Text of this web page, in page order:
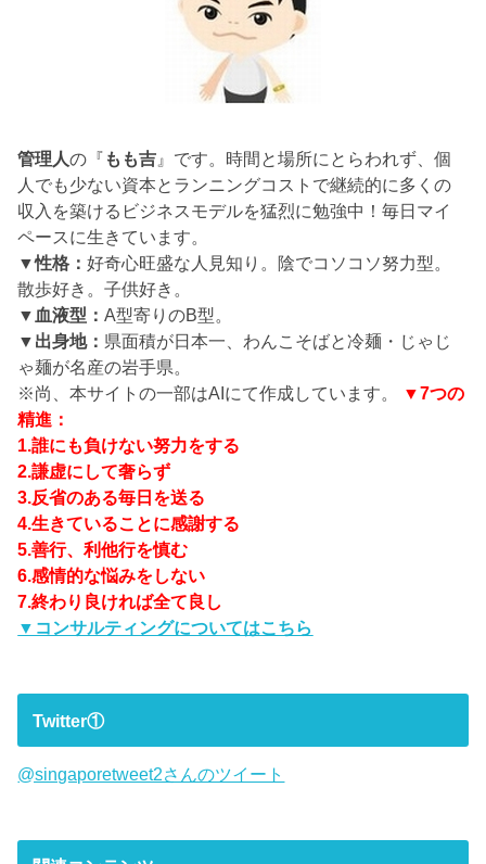
管理人の『 もも吉 』です。時間と場所にとらわれず、個
人でも少ない資本とランニングコストで継続的に多くの
収入を築けるビジネスモデルを猛烈に勉強中！毎日マイ
ペースに生きています。
▼性格：好奇心旺盛な人見知り。陰でコソコソ努力型。
散歩好き。子供好き。
▼血液型：A型寄りのB型。
▼出身地： 県面積が日本一、わんこそばと冷麺・じゃじ
ゃ麺が名産の岩手県。
※尚、本サイトの一部はAIにて作成しています。
▼7つの
精進：
1.誰にも負けない努力をする
2.謙虚にして奢らず
3.反省のある毎日を送る
4.生きていることに感謝する
5.善行、利他行を慎む
6.感情的な悩みをしない
7.終わり良ければ全て良し
▼コンサルティングについてはこちら
Twitter①
@singaporetweet2さんのツイート